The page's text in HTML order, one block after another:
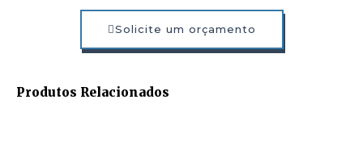
Solicite um orçamento
Produtos Relacionados